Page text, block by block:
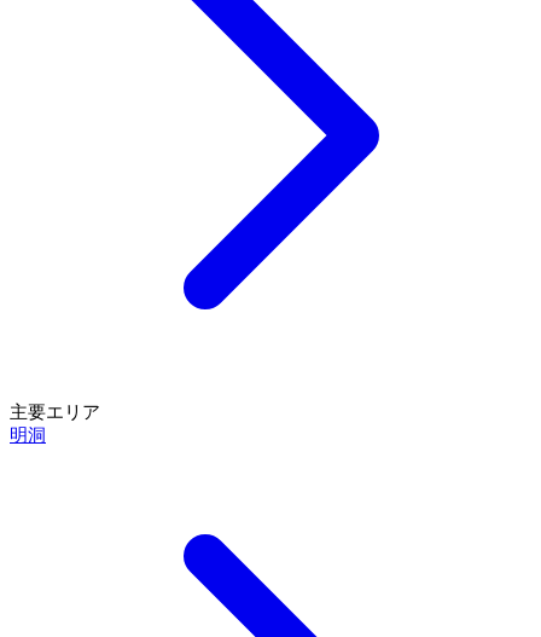
主要エリア
明洞